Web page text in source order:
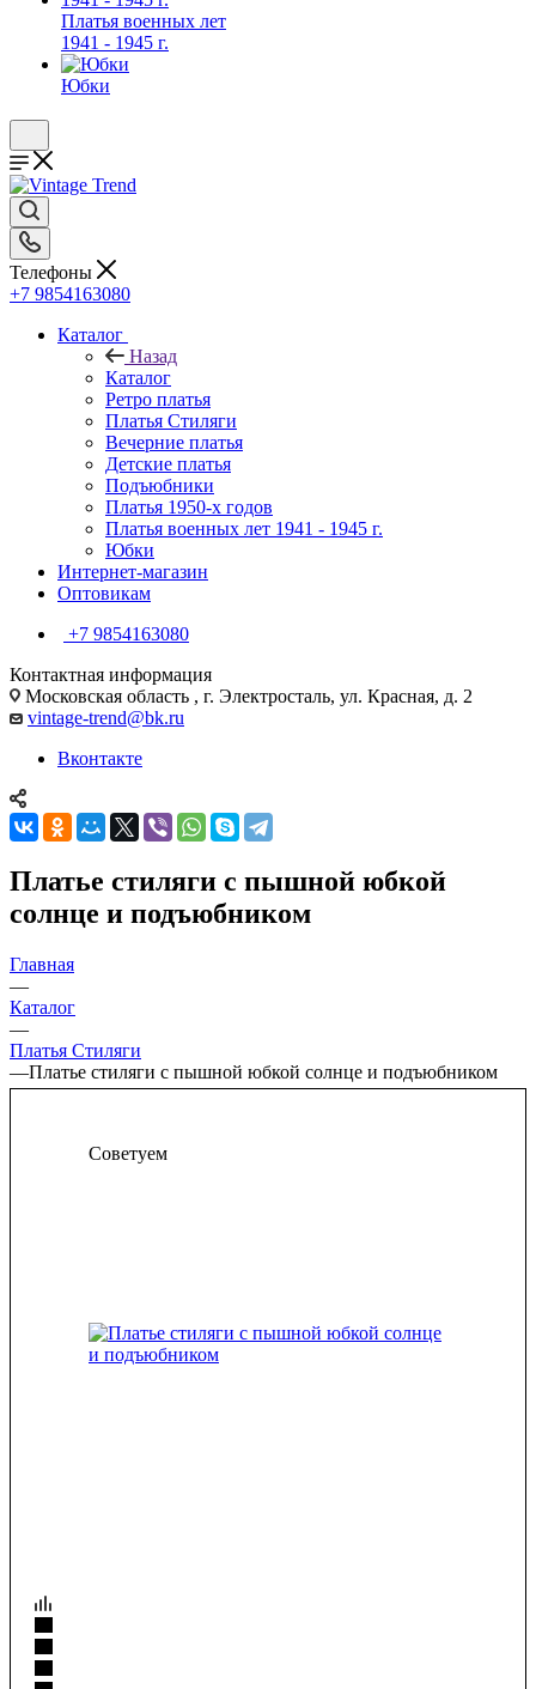
Платья военных лет
1941 - 1945 г.
Юбки
Телефоны
+7 9854163080
Каталог
Назад
Каталог
Ретро платья
Платья Стиляги
Вечерние платья
Детские платья
Подъюбники
Платья 1950-х годов
Платья военных лет 1941 - 1945 г.
Юбки
Интернет-магазин
Оптовикам
+7 9854163080
Контактная информация
Московская область , г. Электросталь, ул. Красная, д. 2
vintage-trend@bk.ru
Вконтакте
Платье стиляги с пышной юбкой
солнце и подъюбником
Главная
—
Каталог
—
Платья Стиляги
—Платье стиляги с пышной юбкой солнце и подъюбником
Советуем